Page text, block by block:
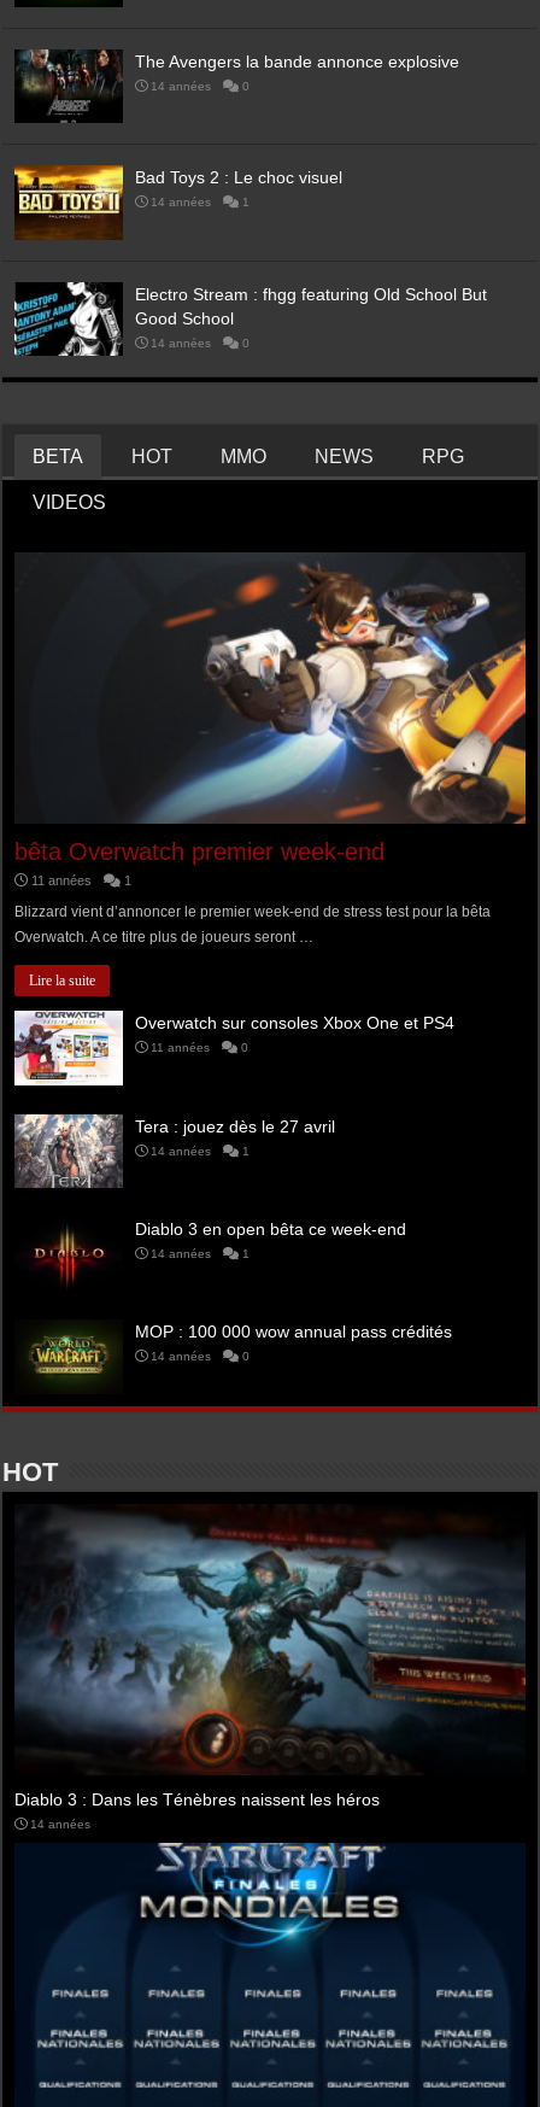
The Avengers la bande annonce explosive
14 années 0
Bad Toys 2 : Le choc visuel
14 années 1
Electro Stream : fhgg featuring Old School But
Good School
14 années 0
BETA HOT MMO NEWS RPG
VIDEOS
bêta Overwatch premier week-end
11 années 1
Blizzard vient d’annoncer le premier week-end de stress test pour la bêta
Overwatch. A ce titre plus de joueurs seront …
Lire la suite
Overwatch sur consoles Xbox One et PS4
11 années 0
Tera : jouez dès le 27 avril
14 années 1
Diablo 3 en open bêta ce week-end
14 années 1
MOP : 100 000 wow annual pass crédités
14 années 0
HOT
Carton rouge de la semaine : Konami
les héros